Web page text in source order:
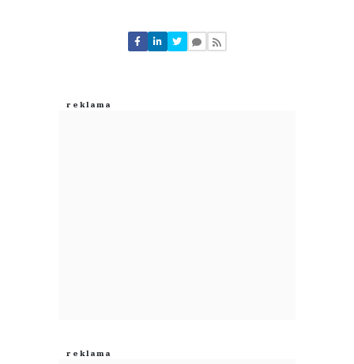
Nie znaleziono komentarzy
Zostaw swoje komentarze